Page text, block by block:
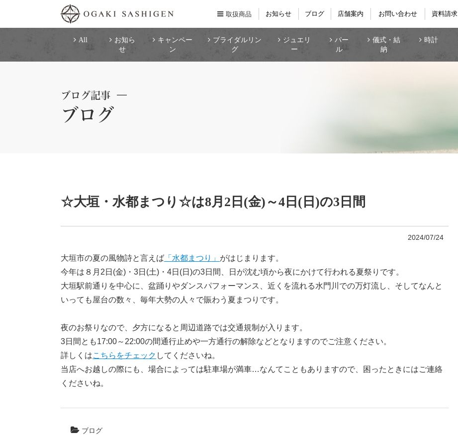
取扱商品 お知らせ ブログ 店舗案内 お問い合わせ 資料請求
All
お知ら
せ
キャンペー
ン
ブライダルリン
グ
ジュエリ
ー
パー
ル
儀式・結
納
時計
ブログ記事
ブログ
☆大垣・水都まつり☆は8月2日(金)～4日(日)の3日間
2024/07/24
大垣市の夏の風物詩と言えば 「水都まつり」 がはじまります。
今年は８月2日(金)・3日(土)・4日(日)の3日間、日が沈む頃から夜にかけて行われる夏祭りです。
大垣駅前通りを中心に、盆踊りやダンスパフォーマンス、近くを流れる水門川での万灯流し、そしてなんと
いっても屋台の数々、毎年大勢の人々で賑わう夏まつりです。
夜のお祭りなので、夕方になると周辺道路では交通規制が入ります。
3日間とも17:00～22:00の間通行止めや一方通行の解除などとなりますのでご注意ください。
詳しくはこちらをチェック してくださいね。
当店へお越しの際にも、場合によっては駐車場が満車…なんてこともありますので、困ったときにはご連絡
くださいね。
ブログ